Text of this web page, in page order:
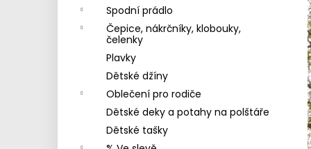
Spodní prádlo
Čepice, nákrčníky, klobouky,
čelenky
Plavky
Dětské džíny
Oblečení pro rodiče
Dětské deky a potahy na polštáře
Dětské tašky
CHLAPECKÉ BOXERKY WOLF
MAXOMORRA